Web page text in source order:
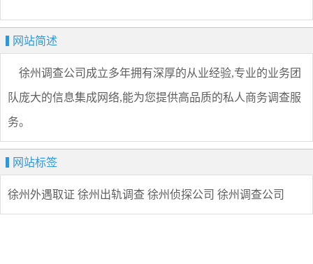
网站简述
徐州调查公司成立多年拥有深厚的从业经验,专业的业务团
队庞大的信息集成网络,能为您提供高品质的私人商务调查服
务。
网站标签
徐州外遇取证 徐州出轨调查 徐州侦探公司 徐州调查公司